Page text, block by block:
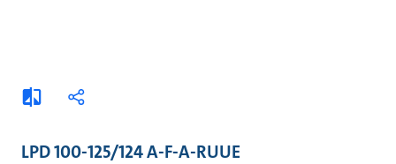
添
加
分
LPD 100-125/124 A-F-A-RUUE